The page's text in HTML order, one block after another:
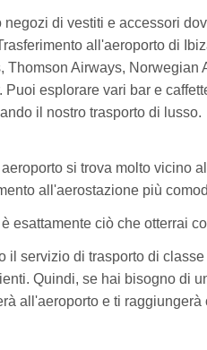
negozi di vestiti e accessori
all'aeroporto di
Thomson Airways, Norwegian
Puoi esplorare vari bar e
il nostro trasporto di lusso.
si trova molto vicino
all'aerostazione più
esattamente ciò che otterrai
il servizio di trasporto di
Quindi, se hai bisogno di
all'aeroporto e ti